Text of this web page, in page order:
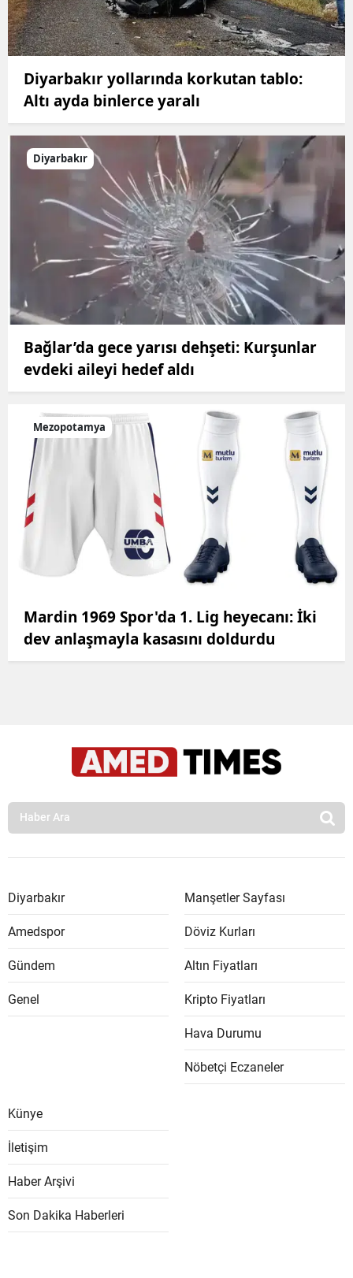
Diyarbakır yollarında korkutan tablo:
Altı ayda binlerce yaralı
Diyarbakır
Bağlar’da gece yarısı dehşeti: Kurşunlar
evdeki aileyi hedef aldı
Mezopotamya
Mardin 1969 Spor'da 1. Lig heyecanı: İki
dev anlaşmayla kasasını doldurdu
Diyarbakır
Amedspor
Gündem
Genel
Manşetler Sayfası
Döviz Kurları
Altın Fiyatları
Kripto Fiyatları
Hava Durumu
Nöbetçi Eczaneler
Künye
İletişim
Haber Arşivi
Son Dakika Haberleri